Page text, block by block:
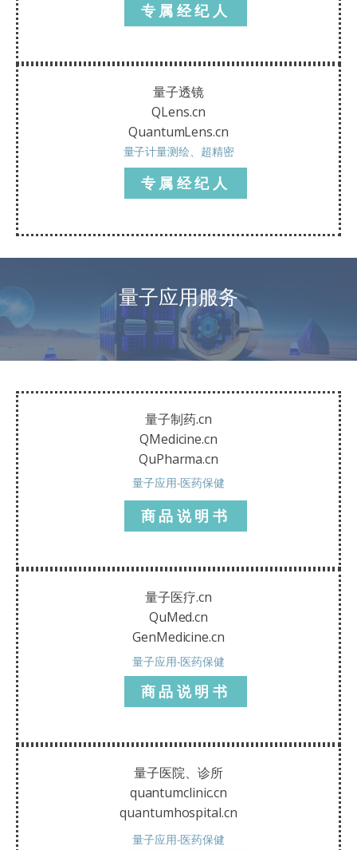
专属经纪人
量子透镜
QLens.cn
QuantumLens.cn
量子计量测绘、超精密
专属经纪人
量子应用服务
量子制药.cn
QMedicine.cn
QuPharma.cn
量子应用-医药保健
商品说明书
量子医疗.cn
QuMed.cn
GenMedicine.cn
量子应用-医药保健
商品说明书
量子医院、诊所
quantumclinic.cn
quantumhospital.cn
量子应用-医药保健